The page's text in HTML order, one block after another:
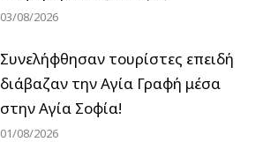
03/08/2026
Συνελήφθησαν τουρίστες επειδή
διάβαζαν την Αγία Γραφή μέσα
στην Αγία Σοφία!
01/08/2026